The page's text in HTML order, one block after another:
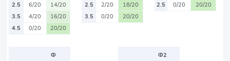
2.5
6/20
14/20
3.5
4/20
16/20
4.5
0/20 20/20
2.5
2/20
18/20
3.5
0/20 20/20
2.5
0/20 20/20
Ф
Ф2